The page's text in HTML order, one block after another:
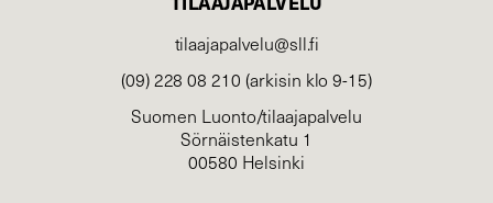
tilaajapalvelu@sll.fi
(09) 228 08 210 (arkisin klo 9-15)
Suomen Luonto/tilaajapalvelu
Sörnäistenkatu 1
00580 Helsinki